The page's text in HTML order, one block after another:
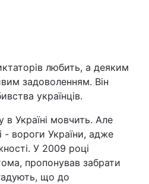
любить, а деяким
задоволенням. Він
українців.
в Україні мовчить. Але
- вороги України, адже
У 2009 році
пропонував забрати
що до